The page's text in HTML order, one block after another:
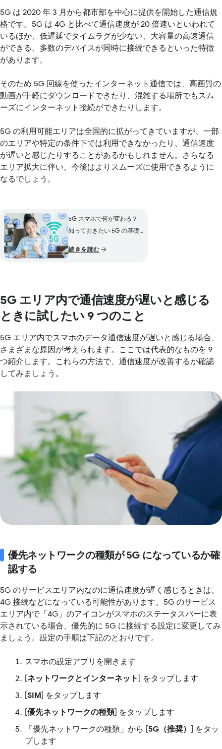
5G は 2020 年 3 月から都市部を中心に提供を開始した通信規
格です。5G は 4G と比べて通信速度が 20 倍速いといわれて
いるほか、低遅延でタイムラグが少ない、大容量の高速通信
ができる、多数のデバイスが同時に接続できるといった特徴
があります。
そのため 5G 回線を使ったインターネット通信では、高画質の
動画が手軽にダウンロードできたり、混雑する場所でもスム
ーズにインターネット接続ができたりします。
5G の利用可能エリアは全国的に拡がってきていますが、一部
のエリアや特定の条件下では利用できなかったり、通信速度
が遅いと感じたりすることがあるかもしれません。さらなる
エリア拡大に伴い、今後はよりスムーズに使用できるように
なるでしょう。
5G スマホで何が変わる？
知っておきたい 5G の基礎
続きを読む
5G エリア内で通信速度が遅いと感じる
ときに試したい 9 つのこと
5G エリア内でスマホのデータ通信速度が遅いと感じる場合、
さまざまな原因が考えられます。ここでは代表的なものを 9
つ紹介します。これらの方法で、通信速度が改善するか確認
してみましょう。
優先ネットワークの種類が 5G になっているか確
認する
5G のサービスエリア内なのに通信速度が遅く感じるときは、
4G 接続などになっている可能性があります。5G のサービス
エリア内で「4G」のアイコンがスマホのステータスバーに表
示されている場合、優先的に 5G に接続する設定に変更してみ
ましょう。設定の手順は下記のとおりです。
スマホの設定アプリを開きます
[ネットワークとインターネット] をタップします
[SIM] をタップします
[優先ネットワークの種類] をタップします
「優先ネットワークの種類」から [5G（推奨） ] をタッ
プします